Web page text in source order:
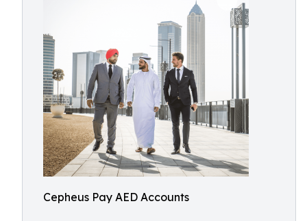
Cepheus Pay AED Accounts